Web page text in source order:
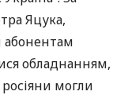
Яцука,
абонентам
обладнанням,
могли